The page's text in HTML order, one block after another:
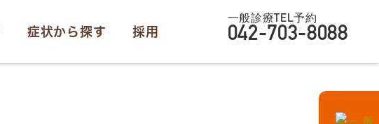
症状から探す 採用
一般診療TEL予約
042-703-8088